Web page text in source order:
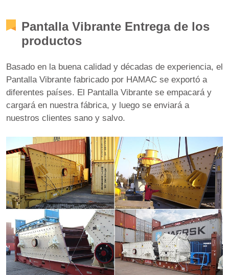
Pantalla Vibrante Entrega de los
productos
Basado en la buena calidad y décadas de experiencia, el
Pantalla Vibrante fabricado por HAMAC se exportó a
diferentes países. El Pantalla Vibrante se empacará y
cargará en nuestra fábrica, y luego se enviará a
nuestros clientes sano y salvo.